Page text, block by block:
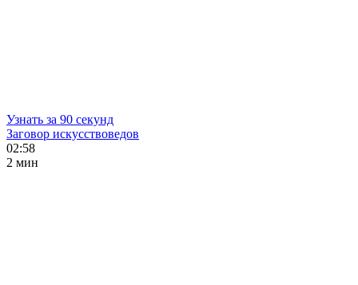
Узнать за 90 секунд
Заговор искусствоведов
02:58
2 мин